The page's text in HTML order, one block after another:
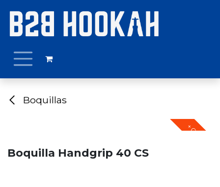
Boquillas
+ COLORES
Boquilla Handgrip 40 CS